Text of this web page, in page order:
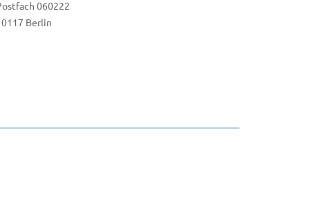
060222
Berlin